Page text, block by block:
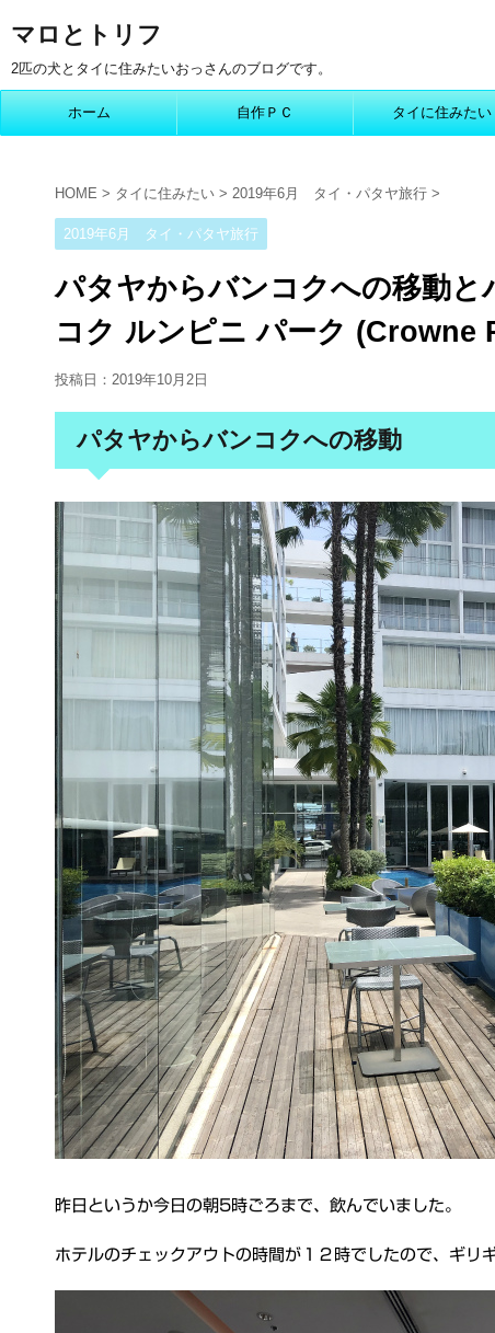
マロとトリフ
2匹の犬とタイに住みたいおっさんのブログです。
ホーム 自作ＰＣ タイに住みたい
HOME > タイに住みたい > 2019年6月 タイ・パタヤ旅行 >
2019年6月 タイ・パタヤ旅行
パタヤからバンコクへの移動
コク ルンピニ パーク
投稿日： 2019年10月2日
パタヤからバンコクへの移動
昨日というか今日の朝5時ごろまで、飲んでいました。
ホテルのチェックアウトの時間が１２時でしたので、ギリ